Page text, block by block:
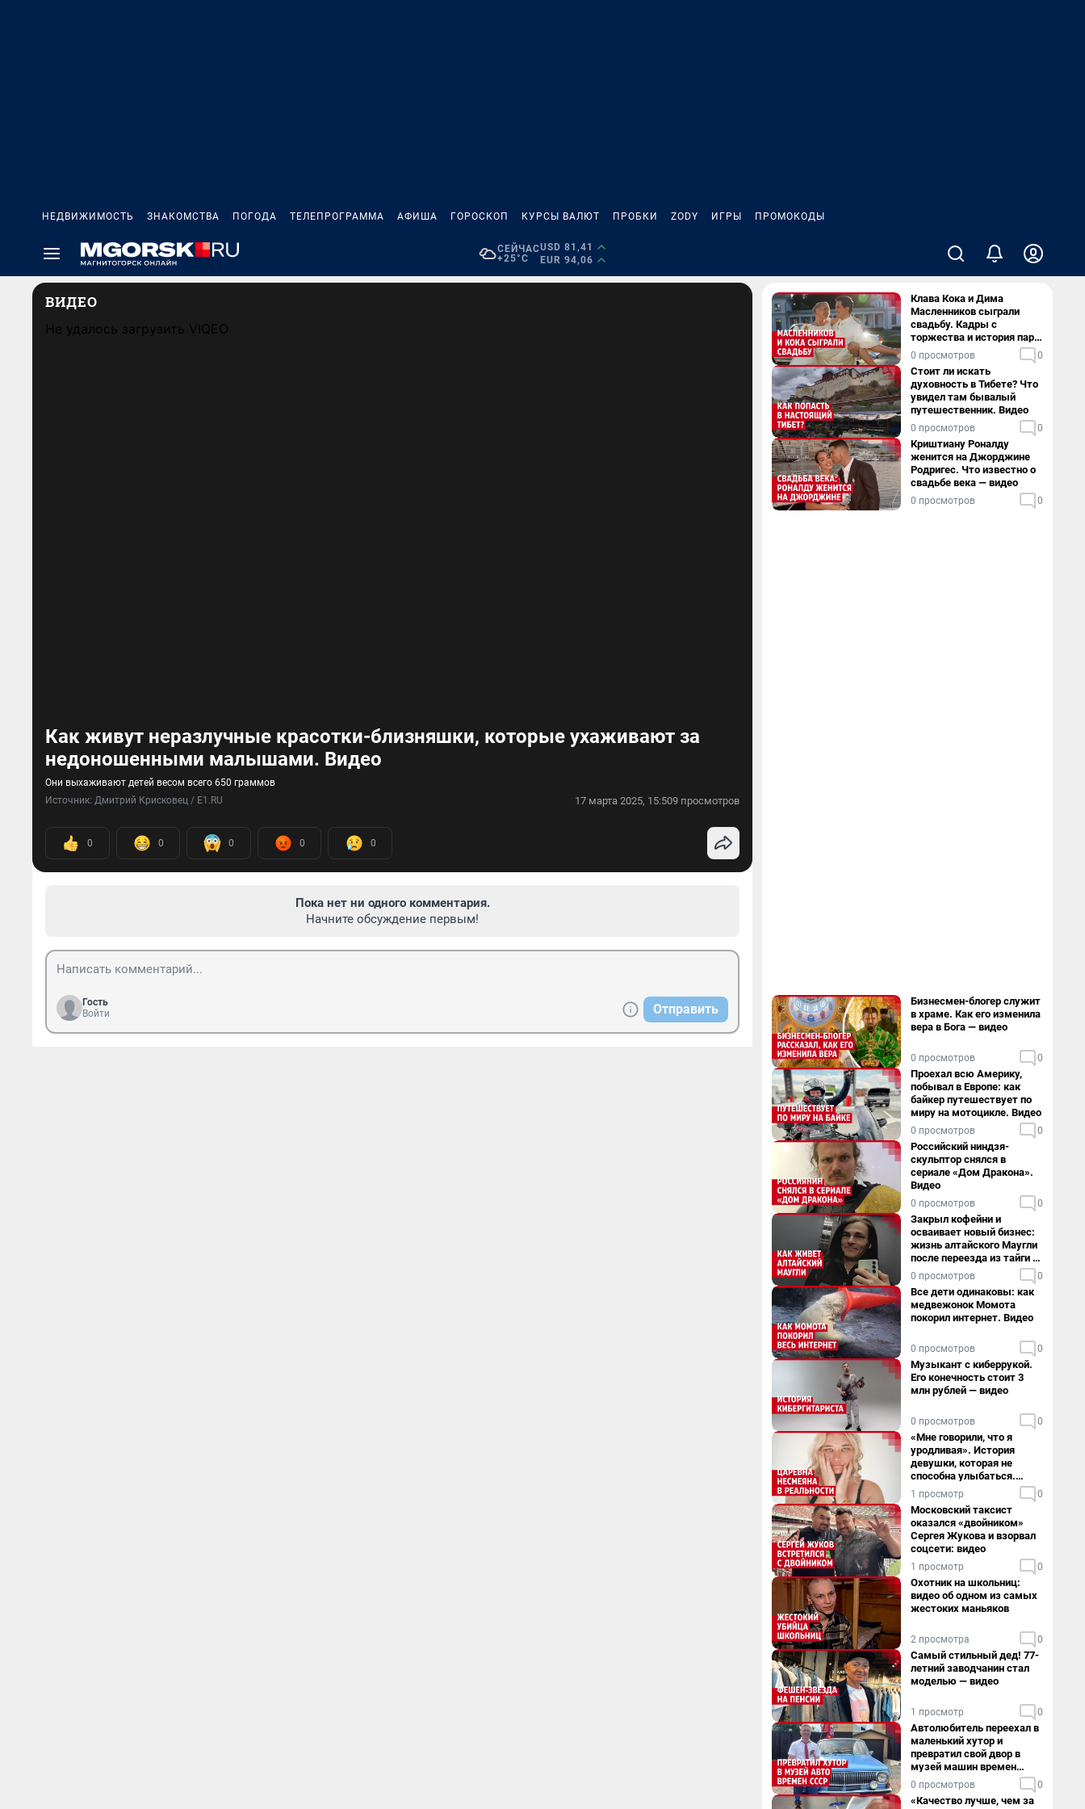
НЕДВИЖИМОСТЬ ЗНАКОМСТВА ПОГОДА ТЕЛЕПРОГРАММА АФИША ГОРОСКОП КУРСЫ ВАЛЮТ ПРОБКИ ZODY ИГРЫ ПРОМОКОДЫ
СЕЙЧАС
+25°C
USD 81,41
EUR 94,06
ВИДЕО
Не удалось загрузить VIQEO
Как живут неразлучные красотки-близняшки, которые ухаживают за
недоношенными малышами. Видео
Они выхаживают детей весом всего 650 граммов
Источник: Дмитрий Крисковец / E1.RU 17 марта 2025, 15:509 просмотров
0 0 0 0 0
Пока нет ни одного комментария.
Начните обсуждение первым!
Гость
Войти
Отправить
Клава Кока и Дима
Масленников сыграли
свадьбу. Кадры с
торжества и история пары
— в видео
0 просмотров 0
Стоит ли искать
духовность в Тибете? Что
увидел там бывалый
путешественник. Видео
0 просмотров 0
Криштиану Роналду
женится на Джорджине
Родригес. Что известно о
свадьбе века — видео
0 просмотров 0
Бизнесмен-блогер служит
в храме. Как его изменила
вера в Бога — видео
0 просмотров 0
Проехал всю Америку,
побывал в Европе: как
байкер путешествует по
миру на мотоцикле. Видео
0 просмотров 0
Российский ниндзя-
скульптор снялся в
сериале «Дом Дракона».
Видео
0 просмотров 0
Закрыл кофейни и
осваивает новый бизнес:
жизнь алтайского Маугли
после переезда из тайги в
столицу
0 просмотров 0
Все дети одинаковы: как
медвежонок Момота
покорил интернет. Видео
0 просмотров 0
Музыкант с киберрукой.
Его конечность стоит 3
млн рублей — видео
0 просмотров 0
«Мне говорили, что я
уродливая». История
девушки, которая не
способна улыбаться.
Видео
1 просмотр 0
Московский таксист
оказался «двойником»
Сергея Жукова и взорвал
соцсети: видео
1 просмотр 0
Охотник на школьниц:
видео об одном из самых
жестоких маньяков
2 просмотра 0
Самый стильный дед! 77-
летний заводчанин стал
моделью — видео
1 просмотр 0
Автолюбитель переехал в
маленький хутор и
превратил свой двор в
музей машин времен
СССР. Видео
0 просмотров 0
«Качество лучше, чем за